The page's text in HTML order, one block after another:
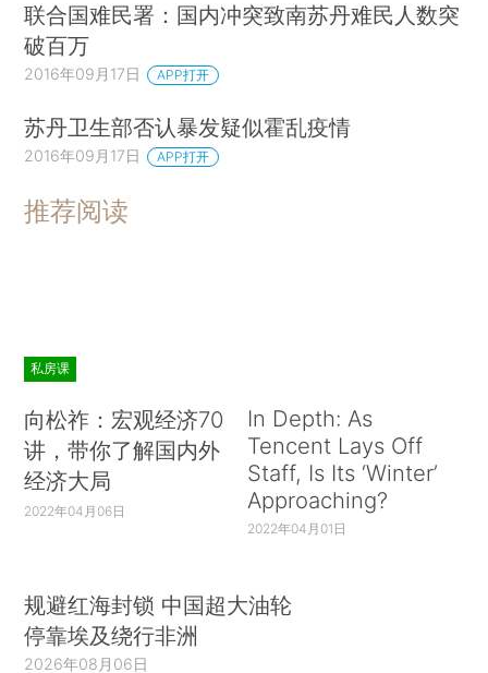
联合国难民署：国内冲突致南苏丹难民人数突
破百万
2016年09月17日 APP打开
苏丹卫生部否认暴发疑似霍乱疫情
2016年09月17日 APP打开
推荐阅读
私房课
向松祚：宏观经济70
讲，带你了解国内外
经济大局
2022年04月06日
In Depth: As
Tencent Lays Off
Staff, Is Its ‘Winter’
Approaching?
2022年04月01日
规避红海封锁 中国超大油轮
停靠埃及绕行非洲
2026年08月06日